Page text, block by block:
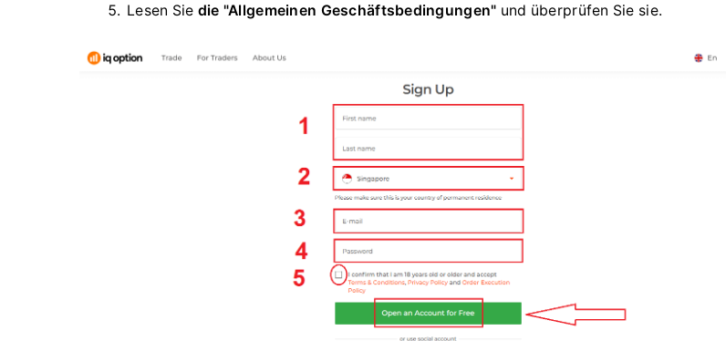
Lesen Sie die "Allgemeinen Geschäftsbedingungen" und überprüfen Sie sie.